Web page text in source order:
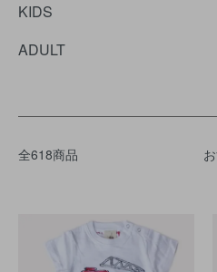
KIDS
ADULT
全618商品